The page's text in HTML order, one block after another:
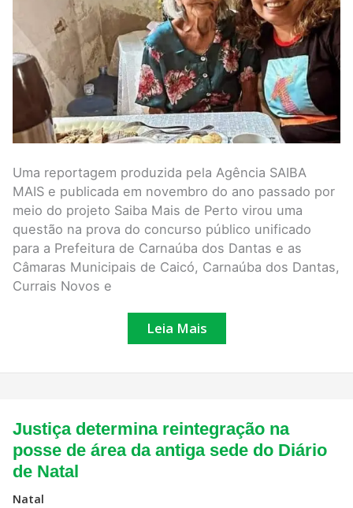
Uma reportagem produzida pela Agência SAIBA
MAIS e publicada em novembro do ano passado por
meio do projeto Saiba Mais de Perto virou uma
questão na prova do concurso público unificado
para a Prefeitura de Carnaúba dos Dantas e as
Câmaras Municipais de Caicó, Carnaúba dos Dantas,
Currais Novos e
dos
Batistas
vira
questão
em
prova
de
concurso
Leia Mais
Justiça determina reintegração na
posse de área da antiga sede do Diário
de Natal
Natal
Justiça
determina
reintegração
na